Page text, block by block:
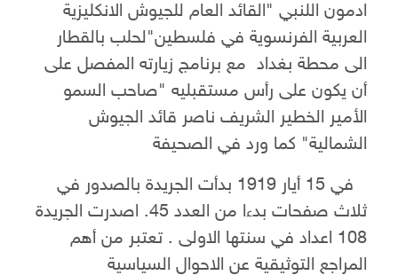
ادمون اللنبي "القائد العام للجيوش الانكليزية
العربية الفرنسوية في فلسطين"لحلب بالقطار
الى محطة بغداد مع برنامج زيارته المفصل على
أن يكون على رأس مستقبليه "صاحب السمو
الأمير الخطير الشريف ناصر قائد الجيوش
الشمالية" كما ورد في الصحيفة
في 15 أيار 1919 بدأت الجريدة بالصدور في
ثلاث صفحات بدءا من العدد 45.
اصدرت الجريدة
108 اعداد في سنتها الاولى .
تعتبر من أهم
المراجع التوثيقية عن الاحوال السياسية